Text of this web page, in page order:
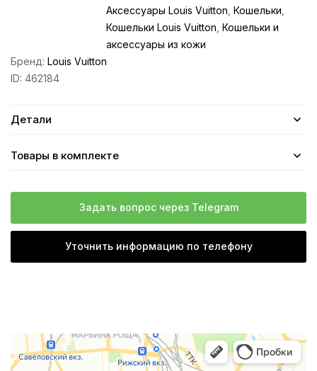
Аксессуары Louis Vuitton Кошельки
Кошельки Louis Vuitton Кошельки и
аксессуары из кожи
Бренд: Louis Vuitton
ID: 462184
Детали
Товары в комплекте
Задать вопрос через Telegram
Уточнить информацию по телефону